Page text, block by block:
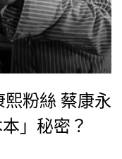
粉絲 蔡康永
」秘密？